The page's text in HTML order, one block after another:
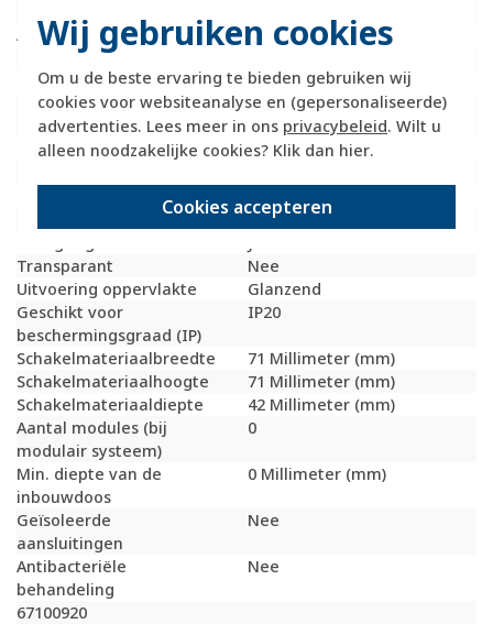
Wij gebruiken cookies
Om u de beste ervaring te bieden gebruiken wij
cookies voor websiteanalyse en (gepersonaliseerde)
advertenties. Lees meer in ons privacybeleid. Wilt u
alleen noodzakelijke cookies? Klik dan hier.
Cookies accepteren
Afgeschermde behuizing
Nee
Met verlichting
Kroonsteen
Nee
RAL-nummer
(vergelijkbaar)
9010
Met stofbescherming
Nee
Nee
Transparant
Nee
Uitvoering oppervlakte
Glanzend
Geschikt voor
beschermingsgraad (IP)
IP20
Schakelmateriaalbreedte
71 Millimeter (mm)
Schakelmateriaalhoogte
71 Millimeter (mm)
Schakelmateriaaldiepte
42 Millimeter (mm)
Aantal modules (bij
modulair systeem)
0
Min. diepte van de
inbouwdoos
0 Millimeter (mm)
Geïsoleerde
aansluitingen
Nee
Antibacteriële
behandeling
Nee
67100920